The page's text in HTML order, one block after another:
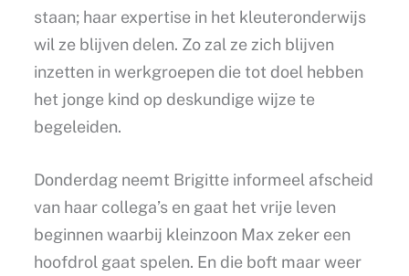
staan; haar expertise in het kleuteronderwijs
wil ze blijven delen. Zo zal ze zich blijven
inzetten in werkgroepen die tot doel hebben
het jonge kind op deskundige wijze te
begeleiden.
Donderdag neemt Brigitte informeel afscheid
van haar collega’s en gaat het vrije leven
beginnen waarbij kleinzoon Max zeker een
hoofdrol gaat spelen. En die boft maar weer